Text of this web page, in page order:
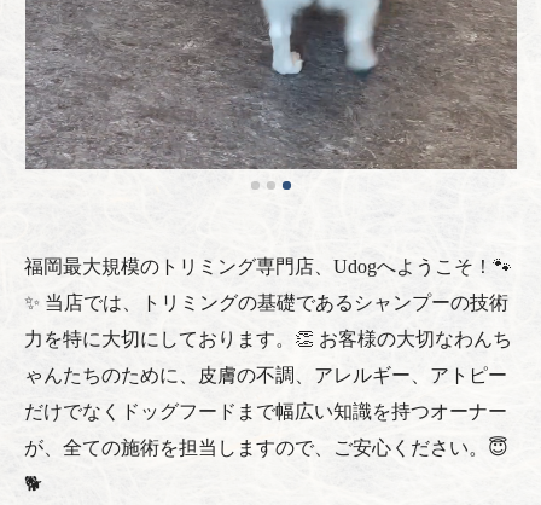
福岡最大規模のトリミング専門店、Udogへようこそ！🐾
✨ 当店では、トリミングの基礎であるシャンプーの技術
力を特に大切にしております。👏 お客様の大切なわんち
ゃんたちのために、皮膚の不調、アレルギー、アトピー
だけでなくドッグフードまで幅広い知識を持つオーナー
が、全ての施術を担当しますので、ご安心ください。😇
🐕